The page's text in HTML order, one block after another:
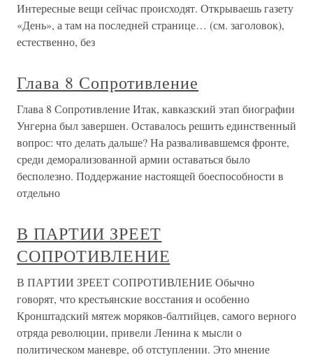
Интересные вещи сейчас происходят. Открываешь газету
«День», а там на последней странице… (см. заголовок),
естественно, без
Глава 8 Сопротивление
Глава 8 Сопротивление Итак, кавказский этап биографии
Унгерна был завершен. Оставалось решить единственный
вопрос: что делать дальше? На разваливавшемся фронте,
среди деморализованной армии оставаться было
бесполезно. Поддержание настоящей боеспособности в
отдельно
В ПАРТИИ ЗРЕЕТ
СОПРОТИВЛЕНИЕ
В ПАРТИИ ЗРЕЕТ СОПРОТИВЛЕНИЕ Обычно
говорят, что крестьянские восстания и особенно
Кронштадский мятеж моряков-балтийцев, самого верного
отряда революции, привели Ленина к мысли о
политическом маневре, об отступлении. Это мнение